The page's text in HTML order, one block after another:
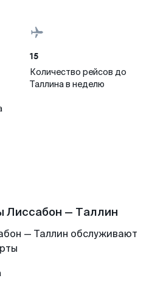
15
Количество рейсов до
Таллина в неделю
Лиссабон — Таллин
— Таллин обслуживают